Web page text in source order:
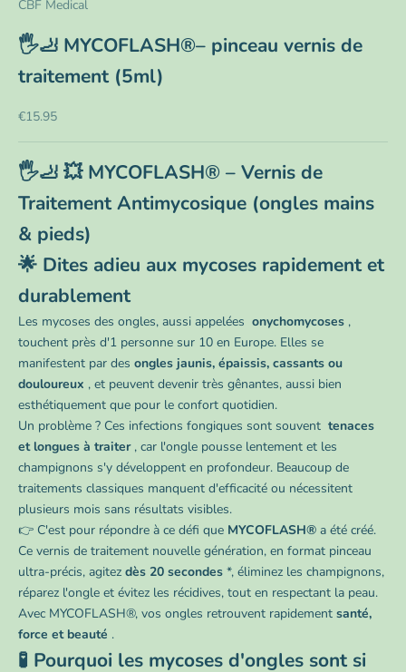
CBF Medical
🖐️🦶 MYCOFLASH®– pinceau vernis de
traitement (5ml)
Prix de vente
€15.95
🖐️🦶 💥 MYCOFLASH® – Vernis de
Traitement Antimycosique (ongles mains
& pieds)
🌟 Dites adieu aux mycoses rapidement et
durablement
Les mycoses des ongles, aussi appelées onychomycoses ,
touchent près d'1 personne sur 10 en Europe. Elles se
manifestent par des ongles jaunis, épaissis, cassants ou
douloureux , et peuvent devenir très gênantes, aussi bien
esthétiquement que pour le confort quotidien.
Un problème ? Ces infections fongiques sont souvent tenaces
et longues à traiter, car l'ongle pousse lentement et les
champignons s'y développent en profondeur. Beaucoup de
traitements classiques manquent d'efficacité ou nécessitent
plusieurs mois sans résultats visibles.
👉 C'est pour répondre à ce défi que MYCOFLASH® a été créé.
Ce vernis de traitement nouvelle génération, en format pinceau
ultra-précis, agitez dès 20 secondes *, éliminez les champignons,
réparez l'ongle et évitez les récidives, tout en respectant la peau.
Avec MYCOFLASH®, vos ongles retrouvent rapidement santé,
force et beauté .
🧪 Pourquoi les mycoses d'ongles sont si